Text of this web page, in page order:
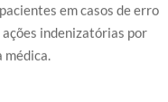
em casos de erro
indenizatórias por
médica.
ou má prática